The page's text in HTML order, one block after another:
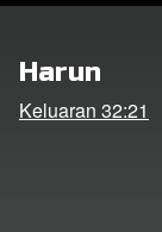
Harun
Keluaran 32:21